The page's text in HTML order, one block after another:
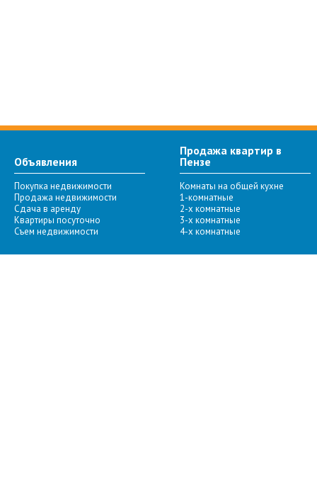
Объявления
Покупка недвижимости
Продажа недвижимости
Сдача в аренду
Квартиры посуточно
Съем недвижимости
Продажа квартир в
Пензе
Комнаты на общей кухне
1-комнатные
2-х комнатные
3-х комнатные
4-х комнатные